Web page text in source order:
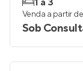
1 a 3
Venda a partir de
Sob